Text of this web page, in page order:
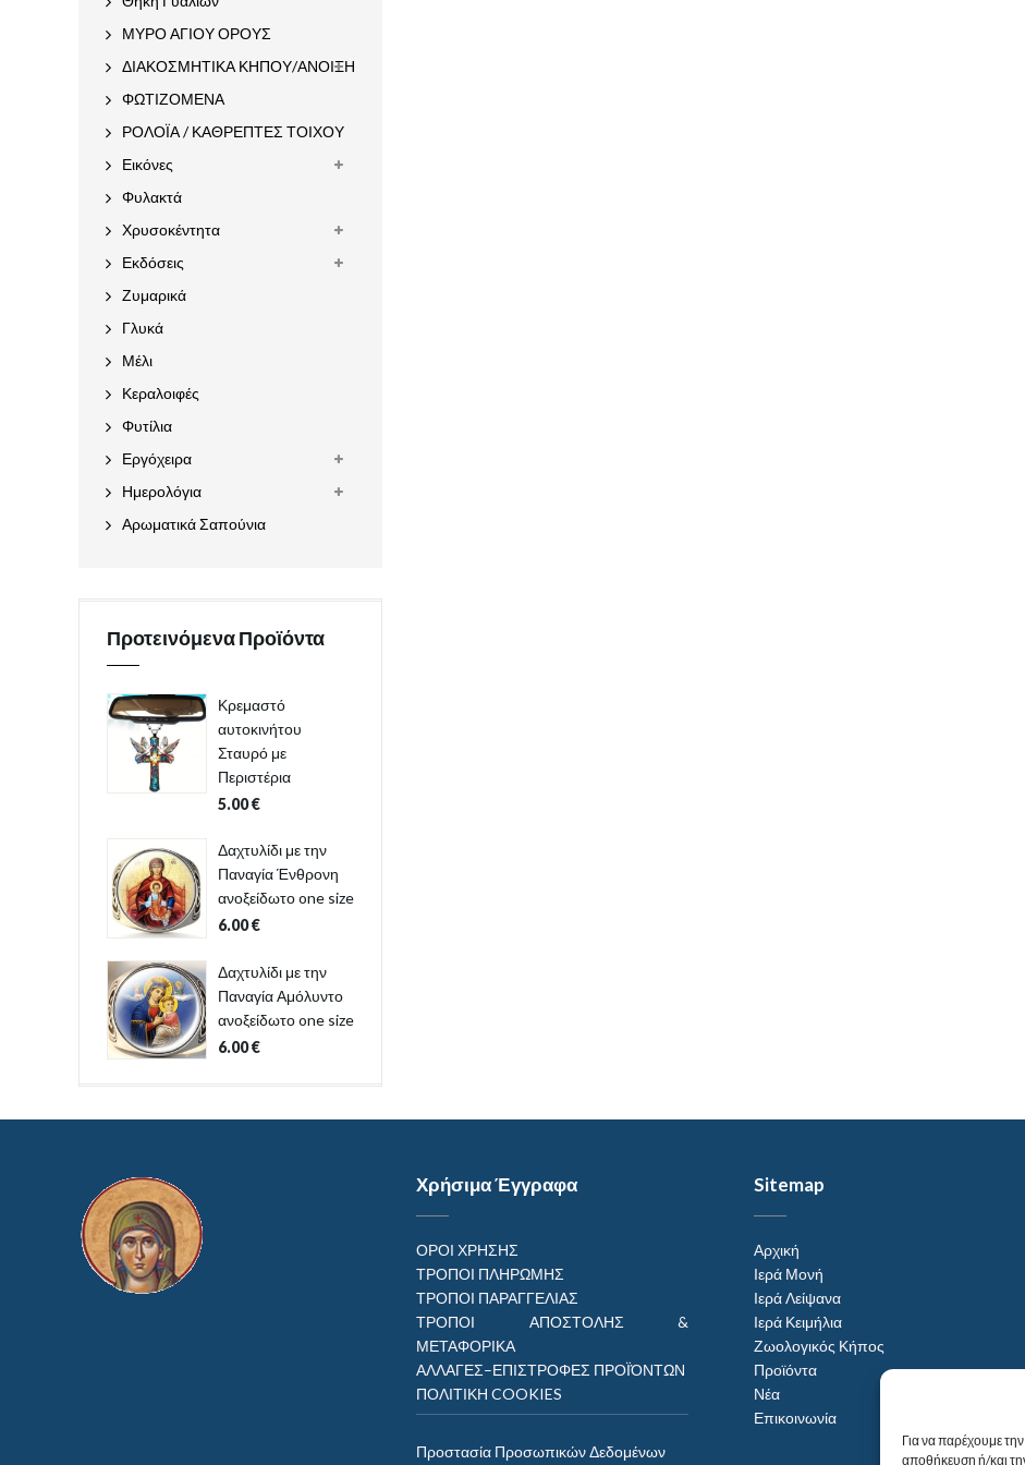
Για να παρέχουμε
αποθήκευση ή/και
ΜΥΡΟ ΑΓΙΟΥ ΟΡΟΥΣ
ΔΙΑΚΟΣΜΗΤΙΚΑ ΚΗΠΟΥ/ΑΝΟΙΞΗ
ΦΩΤΙΖΟΜΕΝΑ
ΡΟΛΟΪΑ / ΚΑΘΡΕΠΤΕΣ ΤΟΙΧΟΥ
Εικόνες
Φυλακτά
Χρυσοκέντητα
Εκδόσεις
Ζυμαρικά
Γλυκά
Μέλι
Κεραλοιφές
Φυτίλια
Εργόχειρα
Ημερολόγια
Αρωματικά Σαπούνια
Προτεινόμενα Προϊόντα
Κρεμαστό
αυτοκινήτου
Σταυρό με
Περιστέρια
5.00€
Δαχτυλίδι με την
Παναγία Ένθρονη
ανοξείδωτο one size
6.00€
Δαχτυλίδι με την
Παναγία Αμόλυντο
ανοξείδωτο one size
6.00€
Χρήσιμα Έγγραφα
ΟΡΟΙ ΧΡΗΣΗΣ
ΤΡΟΠΟΙ ΠΛΗΡΩΜΗΣ
ΤΡΟΠΟΙ ΠΑΡΑΓΓΕΛΙΑΣ
ΤΡΟΠΟΙ ΑΠΟΣΤΟΛΗΣ &
ΜΕΤΑΦΟΡΙΚΑ
ΑΛΛΑΓΕΣ–ΕΠΙΣΤΡΟΦΕΣ ΠΡΟΪΌΝΤΩΝ
ΠΟΛΙΤΙΚΗ COOKIES
Προστασία Προσωπικών Δεδομένων
Sitemap
Αρχική
Ιερά Μονή
Ιερά Λείψανα
Ιερά Κειμήλια
Ζωολογικός Κήπος
Προϊόντα
Νέα
Επικοινωνία